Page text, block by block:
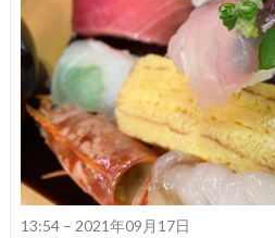
13:54 – 2021年09月17日